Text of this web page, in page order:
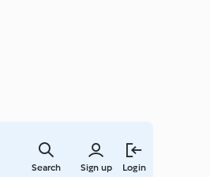
Sign up Login
Search